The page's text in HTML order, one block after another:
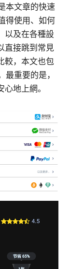
本文章的快速
得使用、如何
以及在各種設
直接跳到常見
較，本文也包
重要的是，
地上網。